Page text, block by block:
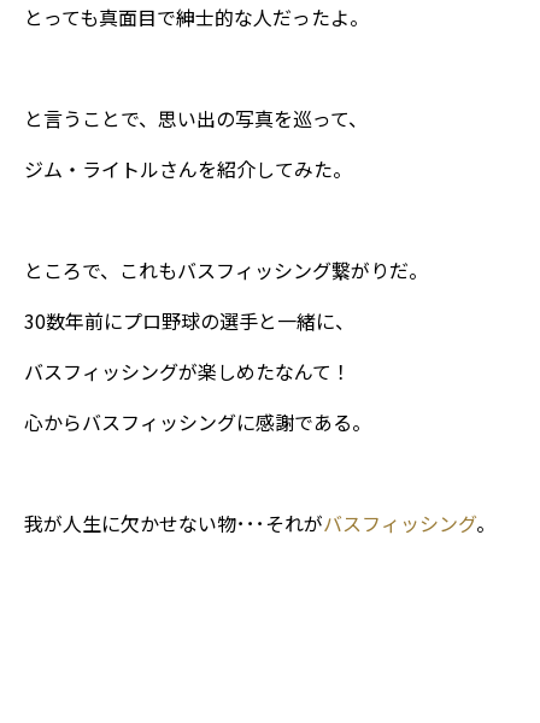
とっても真面目で紳士的な人だったよ。
と言うことで、思い出の写真を巡って、
ジム・ライトルさんを紹介してみた。
ところで、これもバスフィッシング繋がりだ。
30数年前にプロ野球の選手と一緒に、
バスフィッシングが楽しめたなんて！
心からバスフィッシングに感謝である。
我が人生に欠かせない物･･･それがバスフィッシング。